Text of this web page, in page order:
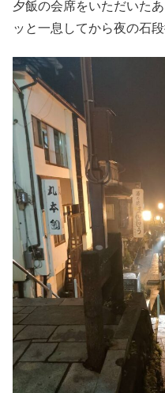
夕飯の会席をいただいた
ッと一息してから夜の石